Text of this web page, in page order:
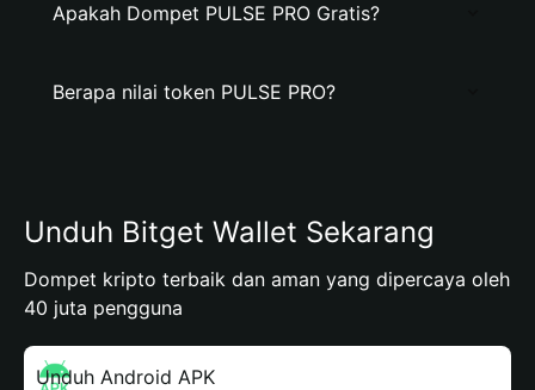
Apakah Dompet PULSE PRO Gratis?
Berapa nilai token PULSE PRO?
Unduh Bitget Wallet Sekarang
Dompet kripto terbaik dan aman yang dipercaya oleh
40 juta pengguna
Unduh Android APK